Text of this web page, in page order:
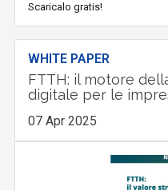
Scaricalo gratis!
WHITE PAPER
FTTH: il motore
digitale per le
07 Apr 2025